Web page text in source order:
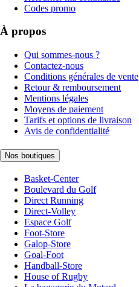
Codes promo
À propos
Qui sommes-nous ?
Contactez-nous
Conditions générales de vente
Retour & remboursement
Mentions légales
Moyens de paiement
Tarifs et options de livraison
Avis de confidentialité
Nos boutiques
Basket-Center
Boulevard du Golf
Direct Running
Direct-Volley
Espace Golf
Foot-Store
Galop-Store
Goal-Foot
Handball-Store
House of Rugby